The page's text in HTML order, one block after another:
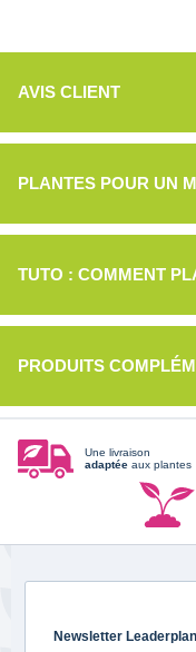
AVIS CLIENT
PLANTES POUR UN
TUTO : COMMENT
PRODUITS
Une livraison
adaptée aux plantes
Newsletter